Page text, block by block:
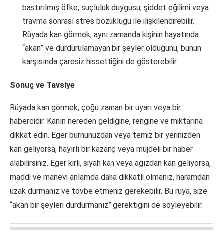
bastırılmış öfke, suçluluk duygusu, şiddet eğilimi veya
travma sonrası stres bozukluğu ile ilişkilendirebilir.
Rüyada kan görmek, aynı zamanda kişinin hayatında
“akan” ve durdurulamayan bir şeyler olduğunu, bunun
karşısında çaresiz hissettiğini de gösterebilir.
Sonuç ve Tavsiye
Rüyada kan görmek, çoğu zaman bir uyarı veya bir
habercidir. Kanın nereden geldiğine, rengine ve miktarına
dikkat edin. Eğer burnunuzdan veya temiz bir yerinizden
kan geliyorsa, hayırlı bir kazanç veya müjdeli bir haber
alabilirsiniz. Eğer kirli, siyah kan veya ağızdan kan geliyorsa,
maddi ve manevi anlamda daha dikkatli olmanız, haramdan
uzak durmanız ve tövbe etmeniz gerekebilir. Bu rüya, size
“akan bir şeyleri durdurmanız” gerektiğini de söyleyebilir.